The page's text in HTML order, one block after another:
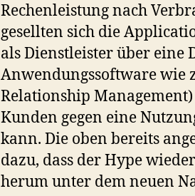
Rechenleistung nach
gesellten sich die
als Dienstleister über eine
Anwendungssoftware wie
Relationship
Kunden gegen eine
kann. Die oben bereits
dazu, dass der Hype
herum unter dem neuen